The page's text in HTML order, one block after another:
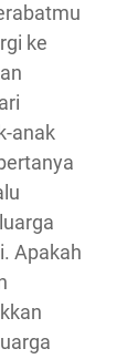
ke
anak
Apakah